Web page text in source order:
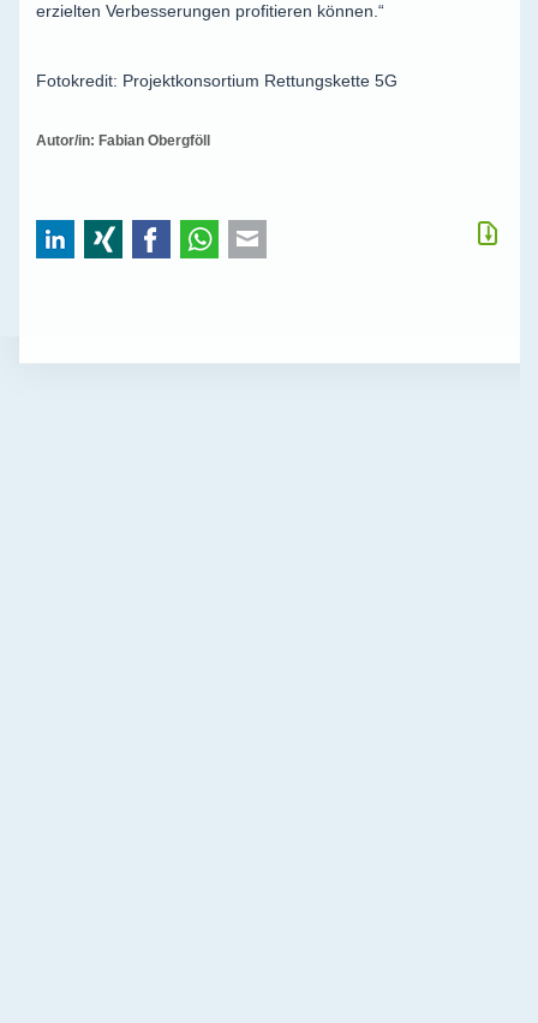
erzielten Verbesserungen profitieren können.“
Fotokredit: Projektkonsortium Rettungskette 5G
Autor/in: Fabian Obergföll
LinkedInXing FacebookWhatsApp